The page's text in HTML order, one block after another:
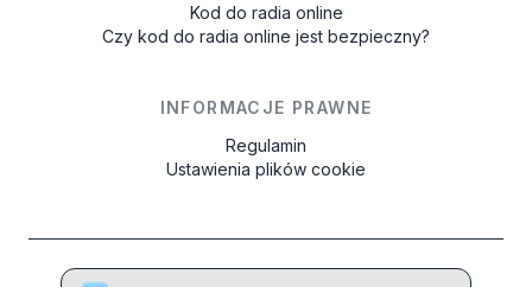
Kod do radia online
Czy kod do radia online jest bezpieczny?
INFORMACJE PRAWNE
Regulamin
Ustawienia plików cookie